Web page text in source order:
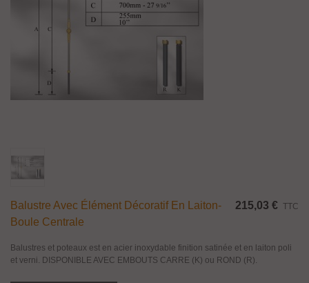
Balustre Avec Élément Décoratif En Laiton-
Boule Centrale
215,03 € TTC
Balustres et poteaux est en acier inoxydable finition satinée et en laiton poli
et verni. DISPONIBLE AVEC EMBOUTS CARRE (K) ou ROND (R).